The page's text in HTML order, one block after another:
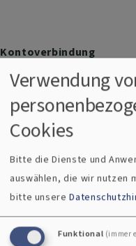
Kontoverbindung
Evang.-Luth.
DE55 7639 1000 0002 0193
GENODEF1FOH
Vereinigte
Verwendung
Cookies
Bitte die Dienste und
auswählen, die wir nutzen
bitte unsere
Funktional (immer